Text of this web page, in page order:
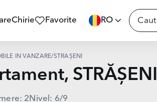
Chirie Favorite RO
ÎN VÂNZARE/STRĂȘENI
STRĂȘENI
2 Nivel: 6/9